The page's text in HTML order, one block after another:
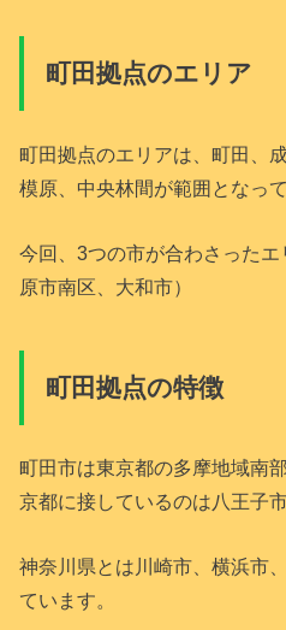
町田拠点のエリア
町田拠点のエリアは、町田、
模原、中央林間が範囲となって
今回、3つの市が合わさった
原市南区、大和市）
町田拠点の特徴
町田市は東京都の多摩地域南
京都に接しているのは八王子
神奈川県とは川崎市、横浜市
ています。